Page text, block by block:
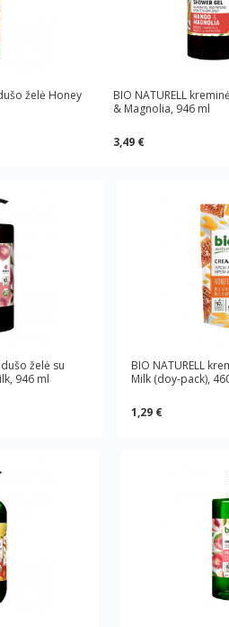
želė Honey
BIO NATURELL
& Magnolia, 946 ml
3,49 €
želė su
946 ml
BIO NATURELL
Milk (doy-pack),
1,29 €